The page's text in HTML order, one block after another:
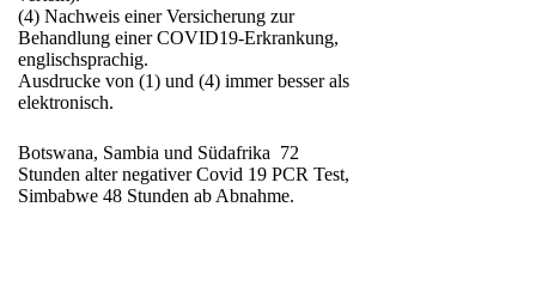
(4) Nachweis einer Versicherung zur
Behandlung einer COVID19-Erkrankung,
englischsprachig.
Ausdrucke von (1) und (4) immer besser als
elektronisch.
Botswana, Sambia und Südafrika 72
Stunden alter negativer Covid 19 PCR Test,
Simbabwe 48 Stunden ab Abnahme.